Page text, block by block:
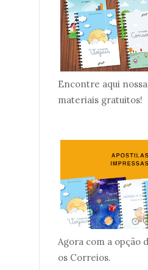
Encontre aqui
materiais gratuitos!
Agora com a opção
os Correios.